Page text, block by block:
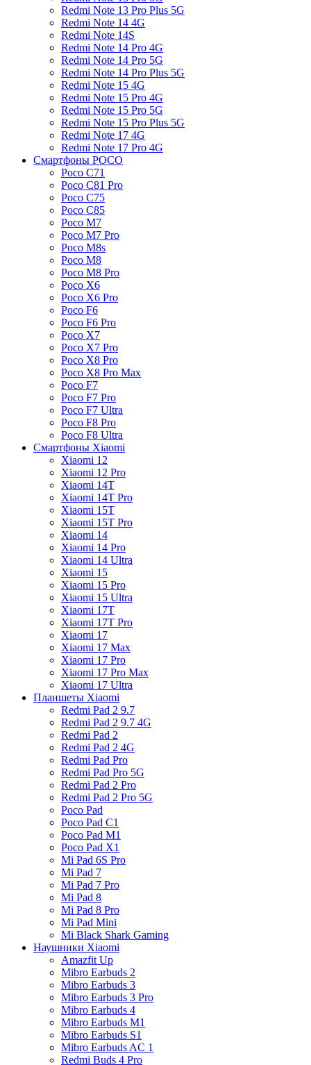
Redmi Note 13 Pro Plus 5G
Redmi Note 14 4G
Redmi Note 14S
Redmi Note 14 Pro 4G
Redmi Note 14 Pro 5G
Redmi Note 14 Pro Plus 5G
Redmi Note 15 4G
Redmi Note 15 Pro 4G
Redmi Note 15 Pro 5G
Redmi Note 15 Pro Plus 5G
Redmi Note 17 4G
Redmi Note 17 Pro 4G
Смартфоны POCO
Poco C71
Poco C81 Pro
Poco C75
Poco C85
Poco M7
Poco M7 Pro
Poco M8s
Poco M8
Poco M8 Pro
Poco X6
Poco X6 Pro
Poco F6
Poco F6 Pro
Poco X7
Poco X7 Pro
Poco X8 Pro
Poco X8 Pro Max
Poco F7
Poco F7 Pro
Poco F7 Ultra
Poco F8 Pro
Poco F8 Ultra
Смартфоны Xiaomi
Xiaomi 12
Xiaomi 12 Pro
Xiaomi 14T
Xiaomi 14T Pro
Xiaomi 15T
Xiaomi 15T Pro
Xiaomi 14
Xiaomi 14 Pro
Xiaomi 14 Ultra
Xiaomi 15
Xiaomi 15 Pro
Xiaomi 15 Ultra
Xiaomi 17T
Xiaomi 17T Pro
Xiaomi 17
Xiaomi 17 Max
Xiaomi 17 Pro
Xiaomi 17 Pro Max
Xiaomi 17 Ultra
Планшеты Xiaomi
Redmi Pad 2 9.7
Redmi Pad 2 9.7 4G
Redmi Pad 2
Redmi Pad 2 4G
Redmi Pad Pro
Redmi Pad Pro 5G
Redmi Pad 2 Pro
Redmi Pad 2 Pro 5G
Poco Pad
Poco Pad C1
Poco Pad M1
Poco Pad X1
Mi Pad 6S Pro
Mi Pad 7
Mi Pad 7 Pro
Mi Pad 8
Mi Pad 8 Pro
Mi Pad Mini
Mi Black Shark Gaming
Наушники Xiaomi
Amazfit Up
Mibro Earbuds 2
Mibro Earbuds 3
Mibro Earbuds 3 Pro
Mibro Earbuds 4
Mibro Earbuds M1
Mibro Earbuds S1
Mibro Earbuds AC 1
Redmi Buds 4 Pro